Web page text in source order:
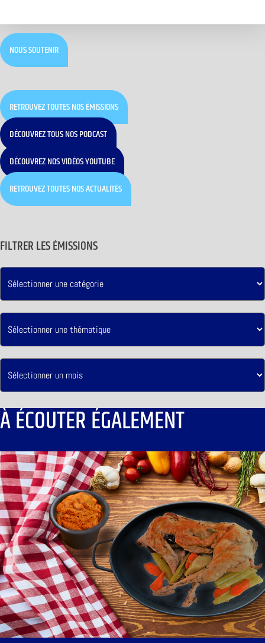
NOUS SOUTENIR
RETROUVEZ TOUTES NOS ÉMISSIONS
DÉCOUVREZ TOUS NOS PODCAST
DÉCOUVREZ NOS VIDÉOS YOUTUBE
RETROUVEZ TOUTES NOS ACTUALITÉS
FILTRER LES ÉMISSIONS
À ÉCOUTER ÉGALEMENT